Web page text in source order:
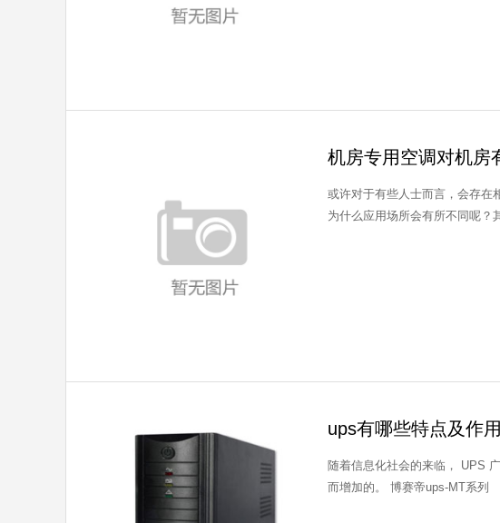
机房专用空调对机房
或许对于有些人士而言，会存在
为什么应用场所会有所不同呢？
ups有哪些特点及作
随着信息化社会的来临， UPS